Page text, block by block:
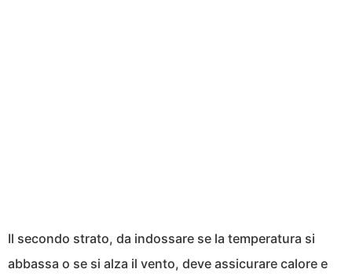
Il secondo strato, da indossare se la temperatura si
abbassa o se si alza il vento, deve assicurare calore e